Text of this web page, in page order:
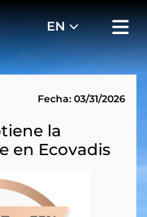
Fecha: 03/31/2026
la
en Ecovadis